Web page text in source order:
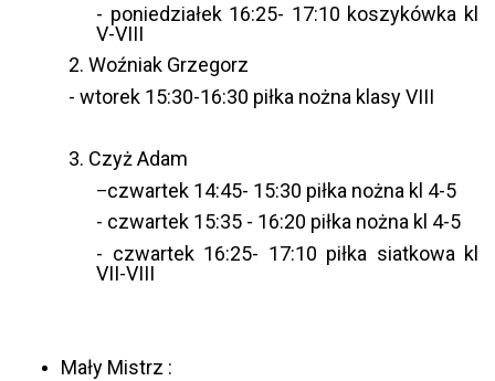
- poniedziałek 16:25- 17:10 koszykówka kl
V-VIII
2. Woźniak Grzegorz
- wtorek 15:30-16:30 piłka nożna klasy VIII
3. Czyż Adam
–czwartek 14:45- 15:30 piłka nożna kl 4-5
- czwartek 15:35 - 16:20 piłka nożna kl 4-5
- czwartek 16:25- 17:10 piłka siatkowa kl
VII-VIII
Mały Mistrz :